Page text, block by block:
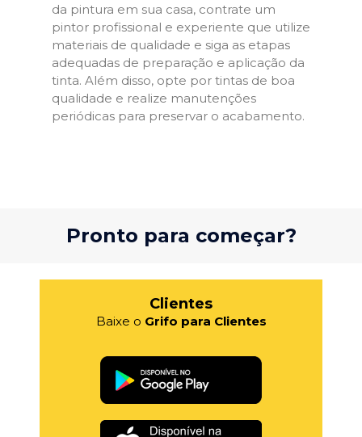
da pintura em sua casa, contrate um
pintor profissional e experiente que utilize
materiais de qualidade e siga as etapas
adequadas de preparação e aplicação da
tinta. Além disso, opte por tintas de boa
qualidade e realize manutenções
periódicas para preservar o acabamento.
Pronto para começar?
Clientes
Baixe o Grifo para Clientes